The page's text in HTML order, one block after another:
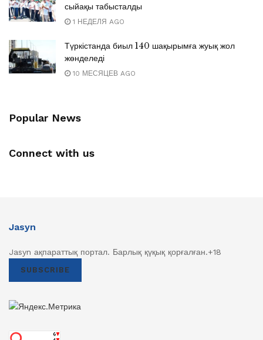
сыйақы табысталды
1 НЕДЕЛЯ AGO
Түркістанда биыл 140 шақырымға жуық жол
жөнделеді
10 МЕСЯЦЕВ AGO
Popular News
Connect with us
Jasyn
Jasyn ақпараттық портал. Барлық қүқық қорғалған.+18
SUBSCRIBE